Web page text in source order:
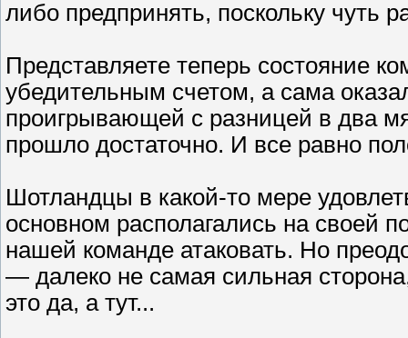
либо предпринять, поскольку чуть
Представляете теперь состояние
убедительным счетом, а сама
проигрывающей с разницей в два
прошло достаточно. И все равно
Шотландцы в какой-то мере
основном располагались на своей
нашей команде атаковать. Но
— далеко не самая сильная
это да, а тут...